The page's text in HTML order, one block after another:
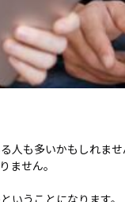
Android
タブレッ
ト TA2C-
M8
PTJ-MCシ
ト純正オ
化アプリ
ン
機
も多いかもしれま
ません。